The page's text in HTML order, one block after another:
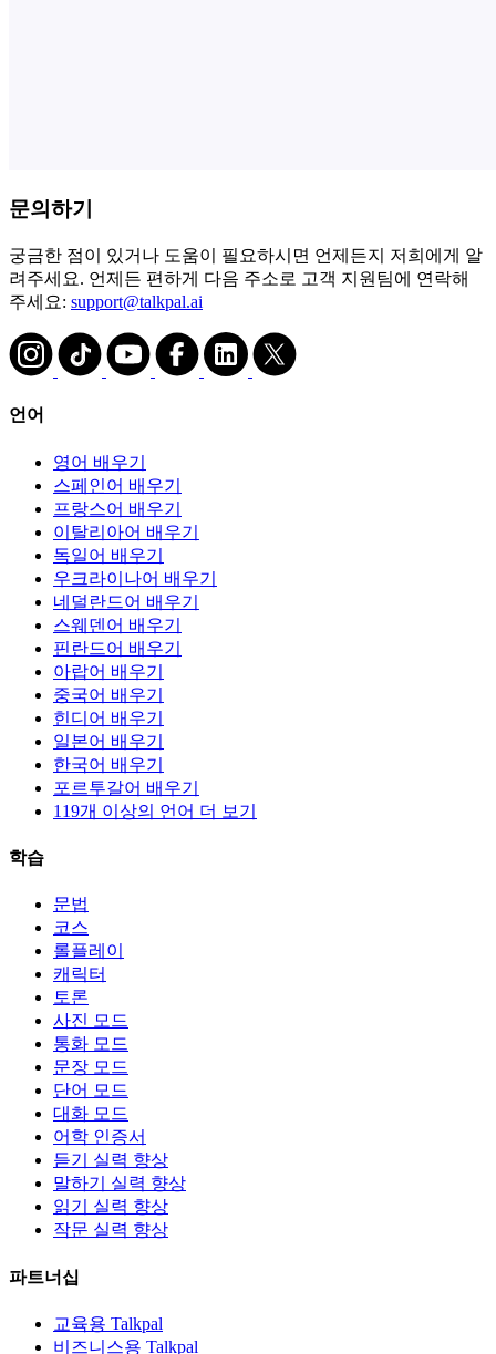
문의하기
궁금한 점이 있거나 도움이 필요하시면 언제든지 저희에게 알
려주세요. 언제든 편하게 다음 주소로 고객 지원팀에 연락해
주세요: support@talkpal.ai
언어
영어 배우기
스페인어 배우기
프랑스어 배우기
이탈리아어 배우기
독일어 배우기
우크라이나어 배우기
네덜란드어 배우기
스웨덴어 배우기
핀란드어 배우기
아랍어 배우기
중국어 배우기
힌디어 배우기
일본어 배우기
한국어 배우기
포르투갈어 배우기
119개 이상의 언어 더 보기
학습
문법
코스
롤플레이
캐릭터
토론
사진 모드
통화 모드
문장 모드
단어 모드
대화 모드
어학 인증서
듣기 실력 향상
말하기 실력 향상
읽기 실력 향상
작문 실력 향상
파트너십
교육용 Talkpal
비즈니스용 Talkpal